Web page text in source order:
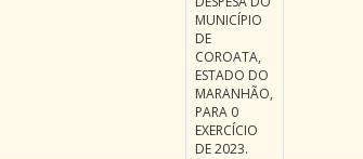
MUNICÍPIO
DE
COROATA,
ESTADO DO
MARANHÃO,
PARA 0
EXERCÍCIO
DE 2023.